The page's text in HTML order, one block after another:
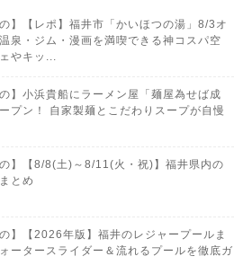
の】【レポ】福井市「かいほつの湯」8/3オ
泉・ジム・漫画を満喫できる神コスパ空
やキッ...
の】小浜貴船にラーメン屋「麺屋為せば成
プン！ 自家製麺とこだわりスープが自慢
の】【8/8(土)～8/11(火・祝)】福井県内の
とめ
の】【2026年版】福井のレジャープールま
ータースライダー＆流れるプールを徹底ガ